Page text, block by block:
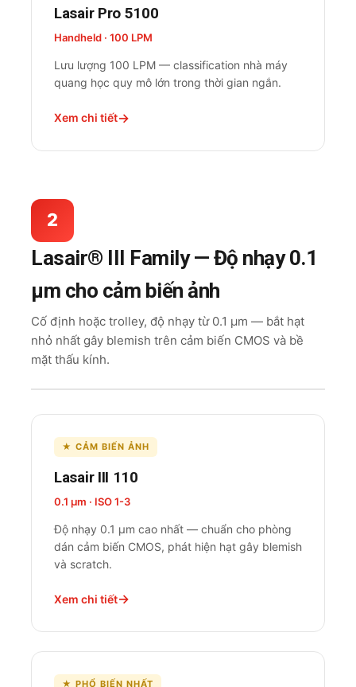
Lasair Pro 5100
Handheld · 100 LPM
Lưu lượng 100 LPM — classification nhà máy
quang học quy mô lớn trong thời gian ngắn.
Xem chi tiết
2
Lasair® III Family — Độ nhạy 0.1
µm cho cảm biến ảnh
Cố định hoặc trolley, độ nhạy từ 0.1 µm — bắt hạt
nhỏ nhất gây blemish trên cảm biến CMOS và bề
mặt thấu kính.
★ CẢM BIẾN ẢNH
Lasair III 110
0.1 µm · ISO 1-3
Độ nhạy 0.1 µm cao nhất — chuẩn cho phòng
dán cảm biến CMOS, phát hiện hạt gây blemish
và scratch.
Xem chi tiết
★ PHỔ BIẾN NHẤT